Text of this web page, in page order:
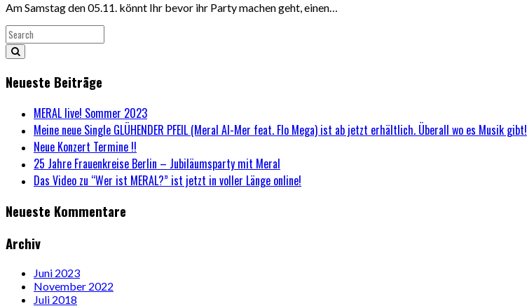
Am Samstag den 05.11. könnt Ihr bevor ihr Party machen geht, einen…
Neueste Beiträge
MERAL live! Sommer 2023
Meine neue Single GLÜHENDER PFEIL (Meral Al-Mer feat. Flo Mega) ist ab jetzt erhältlich. Überall wo es Musik gibt!
Neue Konzert Termine !!
25 Jahre Frauenkreise Berlin – Jubiläumsparty mit Meral
Das Video zu “Wer ist MERAL?” ist jetzt in voller Länge online!
Neueste Kommentare
Archiv
Juni 2023
November 2022
Juli 2018